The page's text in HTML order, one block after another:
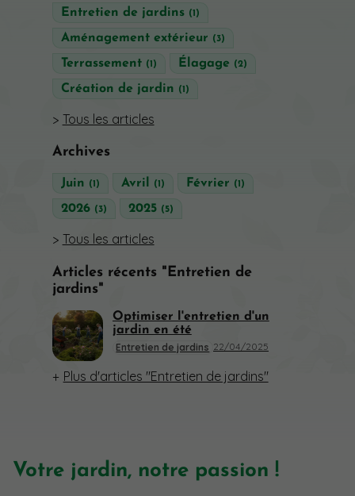
Entretien de jardins (1)
Aménagement extérieur (3)
Terrassement (1) Élagage (2)
Création de jardin (1)
Tous les articles
Archives
Juin (1) Avril (1) Février (1)
2026 (3) 2025 (5)
Tous les articles
Articles récents "Entretien de
jardins"
Entretien de jardins 22/04/2025
Optimiser l'entretien d'un
jardin en été
Plus d'articles "Entretien de jardins"
Votre jardin, notre passion !